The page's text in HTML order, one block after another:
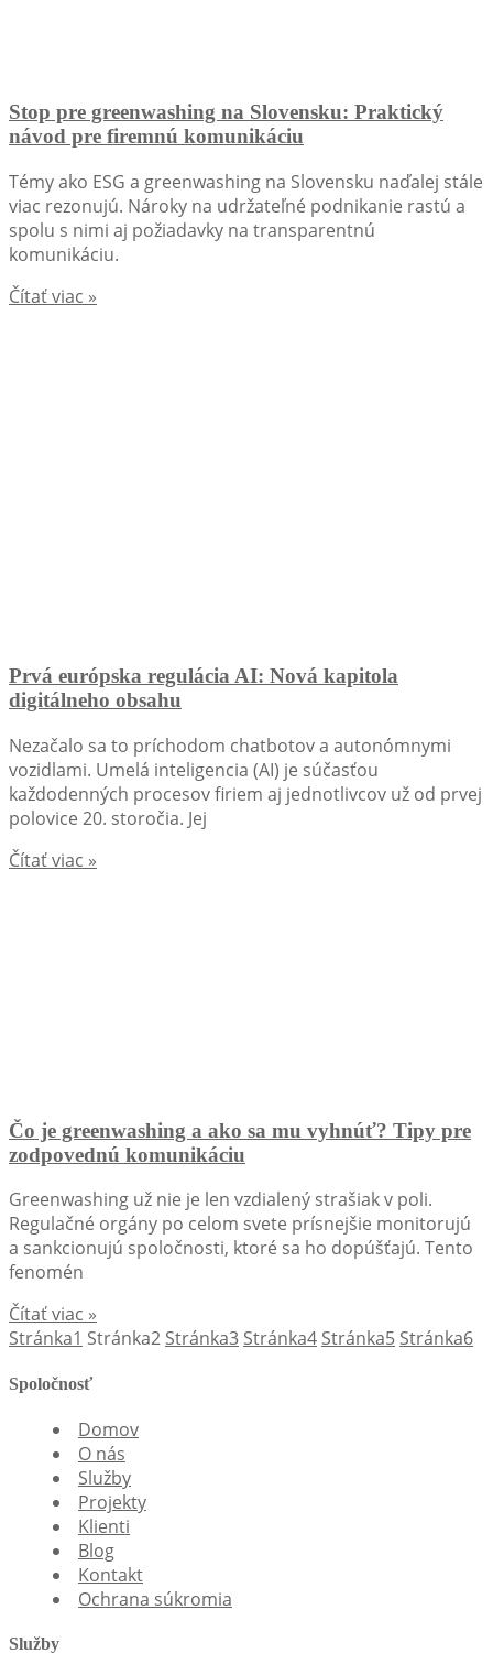
Stop pre greenwashing na Slovensku: Praktický
návod pre firemnú komunikáciu
Témy ako ESG a greenwashing na Slovensku naďalej stále
viac rezonujú. Nároky na udržateľné podnikanie rastú a
spolu s nimi aj požiadavky na transparentnú
komunikáciu.
Čítať viac »
Prvá európska regulácia AI: Nová kapitola
digitálneho obsahu
Nezačalo sa to príchodom chatbotov a autonómnymi
vozidlami. Umelá inteligencia (AI) je súčasťou
každodenných procesov firiem aj jednotlivcov už od prvej
polovice 20. storočia. Jej
Čítať viac »
Čo je greenwashing a ako sa mu vyhnúť? Tipy pre
zodpovednú komunikáciu
Greenwashing už nie je len vzdialený strašiak v poli.
Regulačné orgány po celom svete prísnejšie monitorujú
a sankcionujú spoločnosti, ktoré sa ho dopúšťajú. Tento
fenomén
Čítať viac »
Stránka1 Stránka2 Stránka3 Stránka4 Stránka5 Stránka6
Spoločnosť
Domov
O nás
Služby
Projekty
Klienti
Blog
Kontakt
Ochrana súkromia
Služby